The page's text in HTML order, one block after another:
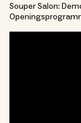
Souper Salon: